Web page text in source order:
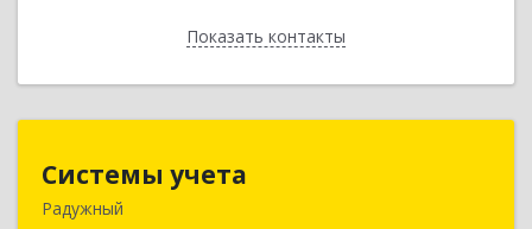
Показать контакты
Назад
Системы учета
Радужный
628462, Ханты-Мансийский Автономный округ